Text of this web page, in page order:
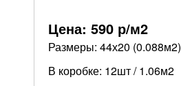
Цена: 590 р/м2
Размеры: 44х20 (0.088м2)
В коробке: 12шт / 1.06м2